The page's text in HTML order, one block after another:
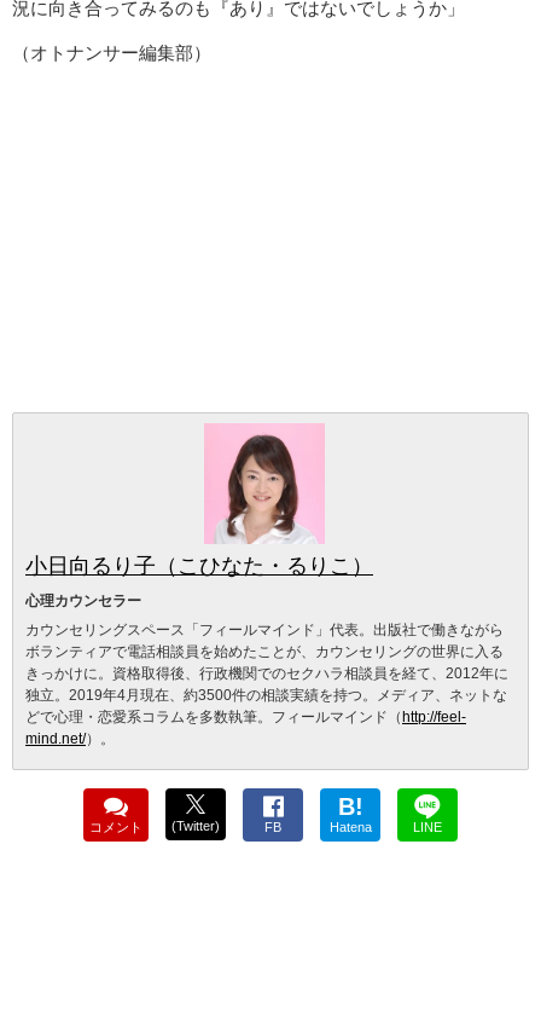
況に向き合ってみるのも『あり』ではないでしょうか」
（オトナンサー編集部）
小日向るり子（こひなた・るりこ）
心理カウンセラー
カウンセリングスペース「フィールマインド」代表。出版社で働きながら
ボランティアで電話相談員を始めたことが、カウンセリングの世界に入る
きっかけに。資格取得後、行政機関でのセクハラ相談員を経て、2012年に
独立。2019年4月現在、約3500件の相談実績を持つ。メディア、ネットな
どで心理・恋愛系コラムを多数執筆。フィールマインド（http://feel-
mind.net/）。
コメント (Twitter) FB
B!
Hatena LINE